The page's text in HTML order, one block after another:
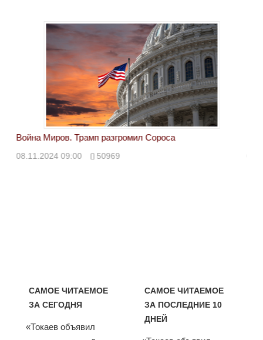
Война Миров. Трамп разгромил Сороса
08.11.2024 09:00 50969
САМОЕ ЧИТАЕМОЕ
ЗА СЕГОДНЯ
«Токаев объявил
САМОЕ ЧИТАЕМОЕ
ЗА ПОСЛЕДНИЕ 10
ДНЕЙ